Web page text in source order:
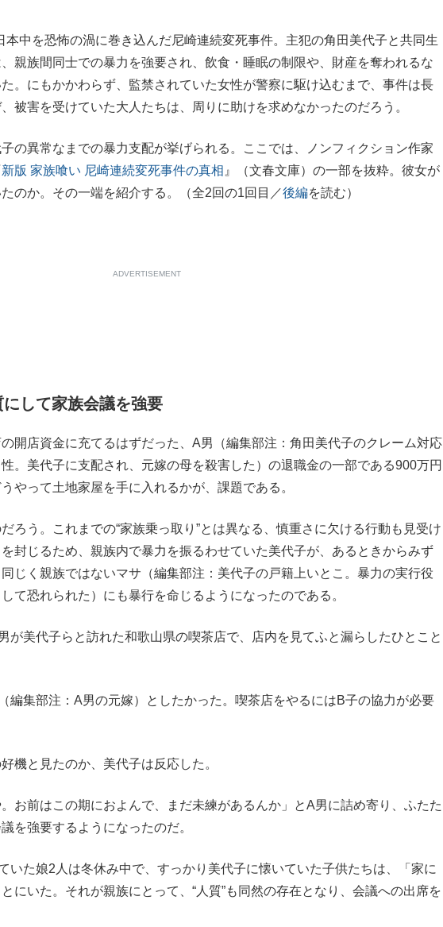
中を恐怖の渦に巻き込んだ尼崎連続変死事件。主犯の角田美代子と共同生
親族間同士での暴力を強要され、飲食・睡眠の制限や、財産を奪われるな
。にもかかわらず、監禁されていた女性が警察に駆け込むまで、事件は長
被害を受けていた大人たちは、周りに助けを求めなかったのだろう。
の異常なまでの暴力支配が挙げられる。ここでは、ノンフィクション作家
新版 家族喰い 尼崎連続変死事件の真相 』（文春文庫）の一部を抜粋。彼女が
のか。その一端を紹介する。（全2回の1回目／後編を読む）
ADVERTISEMENT
して家族会議を強要
開店資金に充てるはずだった、A男（編集部注：角田美代子のクレーム対応
。美代子に支配され、元嫁の母を殺害した）の退職金の一部である900万円
やって土地家屋を手に入れるかが、課題である。
ろう。これまでの“家族乗っ取り”とは異なる、慎重さに欠ける行動も見受け
封じるため、親族内で暴力を振るわせていた美代子が、あるときからみず
じく親族ではないマサ（編集部注：美代子の戸籍上いとこ。暴力の実行役
て恐れられた）にも暴行を命じるようになったのである。
美代子らと訪れた和歌山県の喫茶店で、店内を見てふと漏らしたひとこと
編集部注：A男の元嫁）としたかった。喫茶店をやるにはB子の協力が必要
機と見たのか、美代子は反応した。
。お前はこの期におよんで、まだ未練があるんか」とA男に詰め寄り、ふたた
を強要するようになったのだ。
た娘2人は冬休み中で、すっかり美代子に懐いていた子供たちは、「家に
にいた。それが親族にとって、“人質”も同然の存在となり、会議への出席を